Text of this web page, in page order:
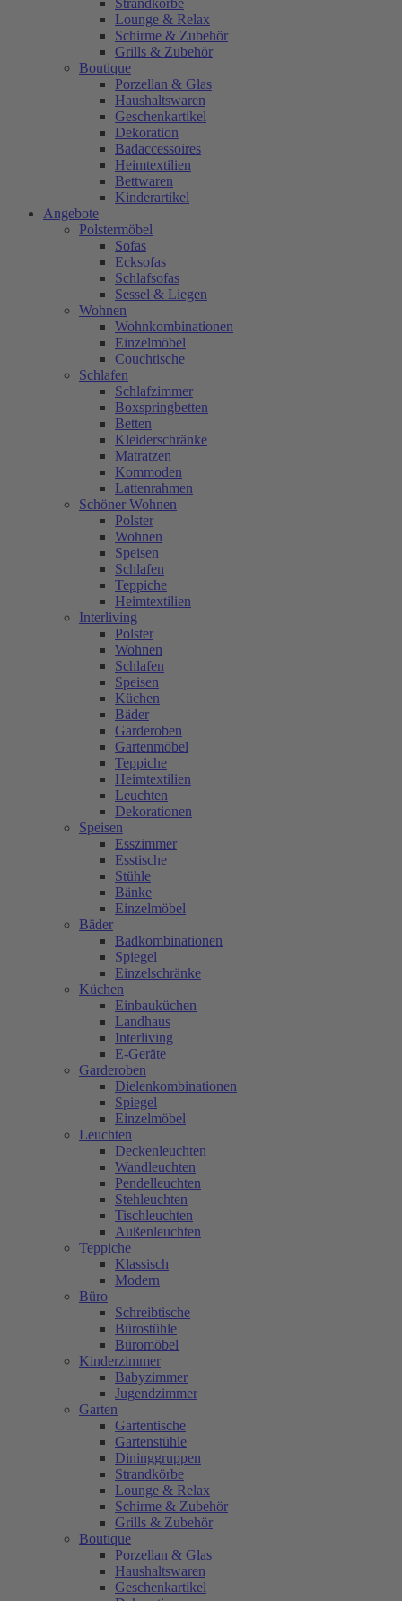
Lounge & Relax
Schirme & Zubehör
Grills & Zubehör
Boutique
Porzellan & Glas
Haushaltswaren
Geschenkartikel
Dekoration
Badaccessoires
Heimtextilien
Bettwaren
Kinderartikel
Angebote
Polstermöbel
Sofas
Ecksofas
Schlafsofas
Sessel & Liegen
Wohnen
Wohnkombinationen
Einzelmöbel
Couchtische
Schlafen
Schlafzimmer
Boxspringbetten
Betten
Kleiderschränke
Matratzen
Kommoden
Lattenrahmen
Schöner Wohnen
Polster
Wohnen
Speisen
Schlafen
Teppiche
Heimtextilien
Interliving
Polster
Wohnen
Schlafen
Speisen
Küchen
Bäder
Garderoben
Gartenmöbel
Teppiche
Heimtextilien
Leuchten
Dekorationen
Speisen
Esszimmer
Esstische
Stühle
Bänke
Einzelmöbel
Bäder
Badkombinationen
Spiegel
Einzelschränke
Küchen
Einbauküchen
Landhaus
Interliving
E-Geräte
Garderoben
Dielenkombinationen
Spiegel
Einzelmöbel
Leuchten
Deckenleuchten
Wandleuchten
Pendelleuchten
Stehleuchten
Tischleuchten
Außenleuchten
Teppiche
Klassisch
Modern
Büro
Schreibtische
Bürostühle
Büromöbel
Kinderzimmer
Babyzimmer
Jugendzimmer
Garten
Gartentische
Gartenstühle
Dininggruppen
Strandkörbe
Lounge & Relax
Schirme & Zubehör
Grills & Zubehör
Boutique
Porzellan & Glas
Haushaltswaren
Geschenkartikel